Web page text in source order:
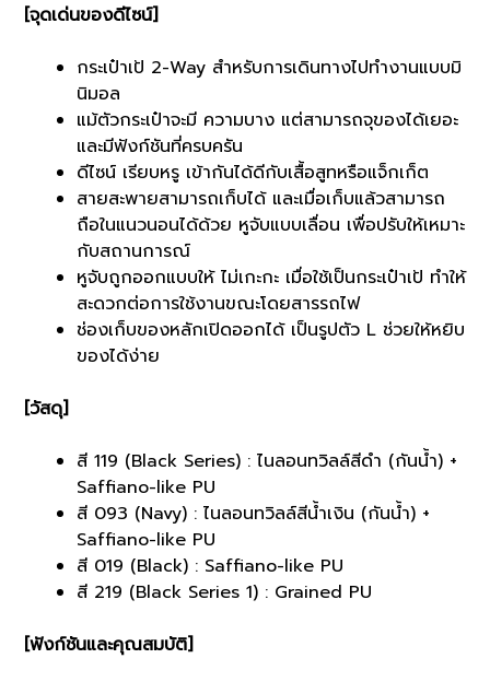
[จุดเด่นของดีไซน์]
กระเป๋าเป้ 2-Way สำหรับการเดินทางไปทำงานแบบมิ
นิมอล
แม้ตัวกระเป๋าจะมี ความบาง แต่สามารถจุของได้เยอะ
และมีฟังก์ชันที่ครบครัน
ดีไซน์ เรียบหรู เข้ากันได้ดีกับเสื้อสูทหรือแจ็กเก็ต
สายสะพายสามารถเก็บได้ และเมื่อเก็บแล้วสามารถ
ถือในแนวนอนได้ด้วย หูจับแบบเลื่อน เพื่อปรับให้เหมาะ
กับสถานการณ์
หูจับถูกออกแบบให้ ไม่เกะกะ เมื่อใช้เป็นกระเป๋าเป้ ทำให้
สะดวกต่อการใช้งานขณะโดยสารรถไฟ
ช่องเก็บของหลักเปิดออกได้ เป็นรูปตัว L ช่วยให้หยิบ
ของได้ง่าย
[วัสดุ]
สี 119 (Black Series) : ไนลอนทวิลล์สีดำ (กันน้ำ) +
Saffiano-like PU
สี 093 (Navy) : ไนลอนทวิลล์สีน้ำเงิน (กันน้ำ) +
Saffiano-like PU
สี 019 (Black) : Saffiano-like PU
สี 219 (Black Series 1) : Grained PU
[ฟังก์ชันและคุณสมบัติ]